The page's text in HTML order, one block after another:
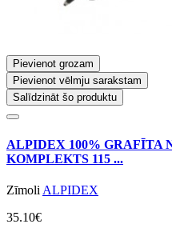
Pievienot grozam
Pievienot vēlmju sarakstam
Salīdzināt šo produktu
ALPIDEX 100% GRAFĪTA
KOMPLEKTS 115 ...
Zīmoli ALPIDEX
35.10€